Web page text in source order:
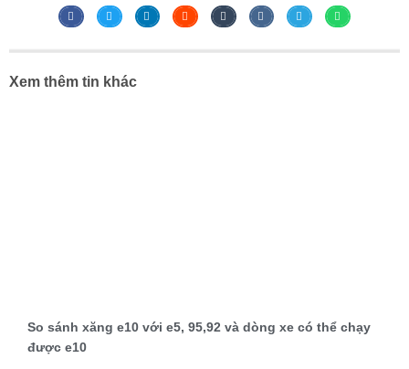
Xem thêm tin khác
So sánh xăng e10 với e5, 95,92 và dòng xe có thể chạy
được e10